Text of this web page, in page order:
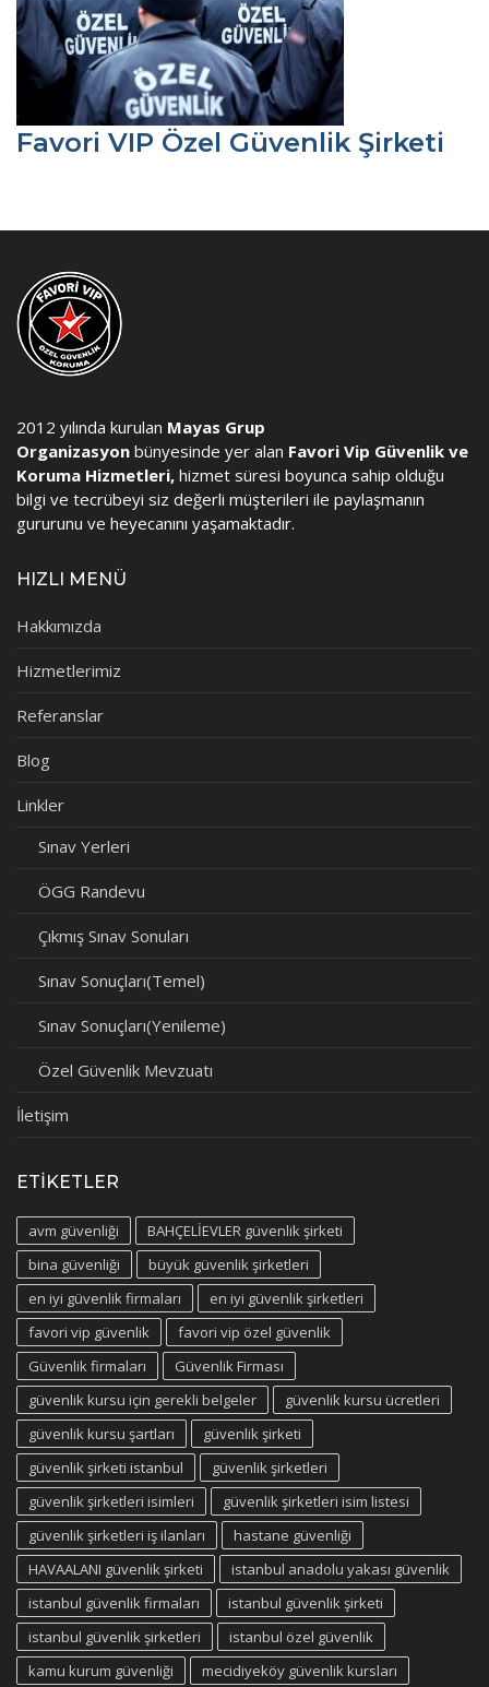
Favori VIP Özel Güvenlik Şirketi
2012 yılında kurulan Mayas Grup
Organizasyon bünyesinde yer alan Favori Vip Güvenlik ve
Koruma Hizmetleri, hizmet süresi boyunca sahip olduğu
bilgi ve tecrübeyi siz değerli müşterileri ile paylaşmanın
gururunu ve heyecanını yaşamaktadır.
HIZLI MENÜ
Hakkımızda
Hizmetlerimiz
Referanslar
Blog
Linkler
Sınav Yerleri
ÖGG Randevu
Çıkmış Sınav Sonuları
Sınav Sonuçları(Temel)
Sınav Sonuçları(Yenileme)
Özel Güvenlik Mevzuatı
İletişim
ETIKETLER
avm güvenliği
BAHÇELİEVLER güvenlik şirketi
bina güvenliği
büyük güvenlik şirketleri
en iyi güvenlik firmaları
en iyi güvenlik şirketleri
favori vip güvenlik
favori vip özel güvenlik
Güvenlik firmaları
Güvenlik Firması
güvenlik kursu için gerekli belgeler
güvenlik kursu ücretleri
güvenlik kursu şartları
güvenlik şirketi
güvenlik şirketi istanbul
güvenlik şirketleri
güvenlik şirketleri isimleri
güvenlik şirketleri isim listesi
güvenlik şirketleri iş ilanları
hastane güvenliği
HAVAALANI güvenlik şirketi
istanbul anadolu yakası güvenlik
istanbul güvenlik firmaları
istanbul güvenlik şirketi
istanbul güvenlik şirketleri
istanbul özel güvenlik
kamu kurum güvenliği
mecidiyeköy güvenlik kursları